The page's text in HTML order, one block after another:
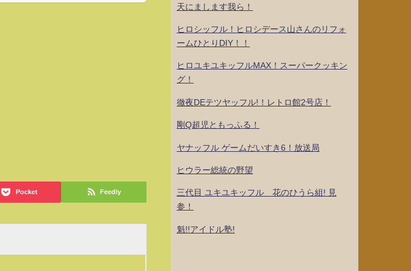
Pocket Feedly
天にまします我ら！
ヒロシッフル！ヒロシデース山さんのリフォ
ームひとりDIY！！
ヒロユキユキッフルMAX！スーパークッキン
グ！
徹夜DEテツヤッフル!！レトロ館2号店！
剛Q超児ともっふる！
ヤナッフル ゲームだいすき6！放送局
ヒウラー総統の野望
三代目 ユキユキッフル 花のひうら組! 見
参！
魁!!アイドル塾!